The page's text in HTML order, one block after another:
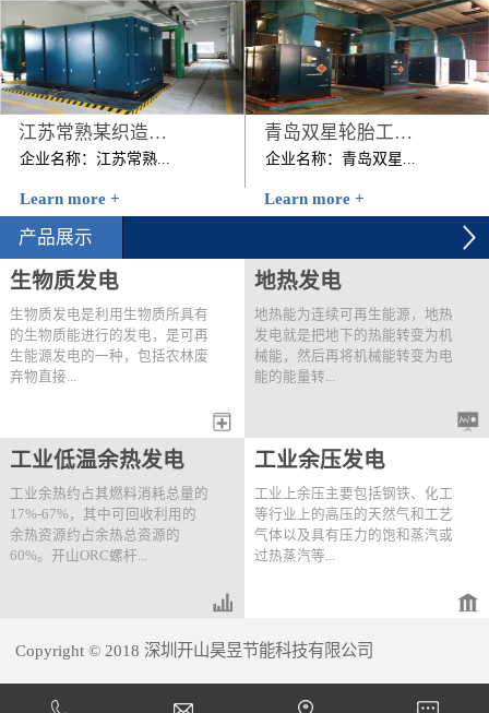
节能改造项目建设规模：
1台200KW+1台250KW 技
改内容：2012年7月该...
用能情况：该公司原有4
台美国寿力公司的262kW
螺杆空压机，该4台空压
机日均耗电...
江苏常熟某织造有限公司
企业名称：江苏常熟...
2012年6月28日，用能单
位用开山KHE200-41/8两
级压缩螺杆机替换原有
的...
Learn more +
青岛双星轮胎工业有限公司压缩机空气系统节能改造项目
企业名称：青岛双星...
机改造。技改内容：2012
年9月...
Learn more +
产品展示
生物质发电
生物质发电是利用生物质所具有
的生物质能进行的发电，是可再
生能源发电的一种，包括农林废
弃物直接...
燃烧发电、农林废弃物气化发
电、垃圾焚烧发电、垃圾填埋气
直接膨胀发电机组、ORC发电
机组或两者结合的串级机组进行
发电。以下为一个菲律宾生物质
发电站一期的实例：项目地点：
汽；热源2）11...
地热发电
地热能为连续可再生能源，地热
发电就是把地下的热能转变为机
械能，然后再将机械能转变为电
能的能量转...
变过程。开山首先提出了快速高
效的“一井一站®”分布式井口电
技术。该技术为针对一口或距离
较近的多口井量身定做地热利用
解决方案，将热源的利用达到最
大化。同时结合开山高效的串级
工业低温余热发电
工业余热约占其燃料消耗总量的
17%-67%，其中可回收利用的
余热资源约占余热总资源的
60%。开山ORC螺杆...
热水、热油、常压蒸汽、发动机
的缸套水和尾气以及燃气轮机的
尾气进行直接或间接的热量回收
并产生电能。按照取热模式可分
工业余压发电
工业上余压主要包括钢铁、化工
等行业上的高压的天然气和工艺
气体以及具有压力的饱和蒸汽或
过热蒸汽等...
的气体或蒸汽通常通过减压阀将
压力降低到要求值，造成压力能
的浪费。开山直接膨胀螺杆发电
机组可有效将工业余压回收，通
Copyright © 2018 深圳开山昊昱节能科技有限公司